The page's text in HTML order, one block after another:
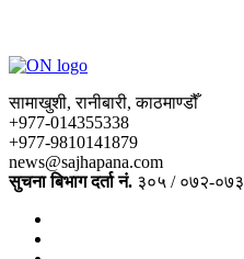
सामाखुशी, रानीबारी, काठमाण्डौँ
+977-014355338
+977-9810141879
news@sajhapana.com
सुचना बिभाग दर्ता नं. ३०५ / ०७२-०७३